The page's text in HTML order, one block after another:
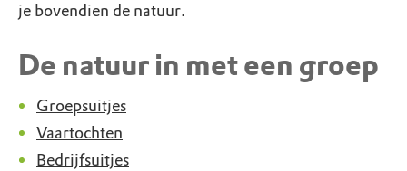
je bovendien de natuur.
De natuur in met een groep
Groepsuitjes
Vaartochten
Bedrijfsuitjes